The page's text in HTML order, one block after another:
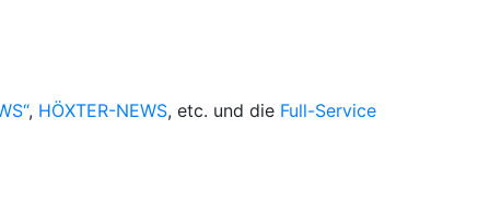
, HÖXTER-NEWS, etc. und die Full-Service